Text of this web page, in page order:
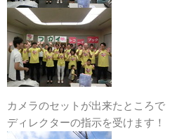
カメラのセットが出来たところで
ディレクターの指示を受けます！